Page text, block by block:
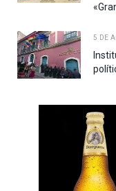
5 DE